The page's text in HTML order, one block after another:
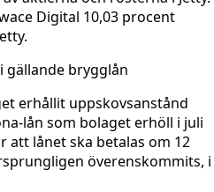
Digital 10,03 procent
gällande brygglån
erhållit uppskovsanstånd
lån som bolaget erhöll i juli
att lånet ska betalas om 12
överenskommits, i